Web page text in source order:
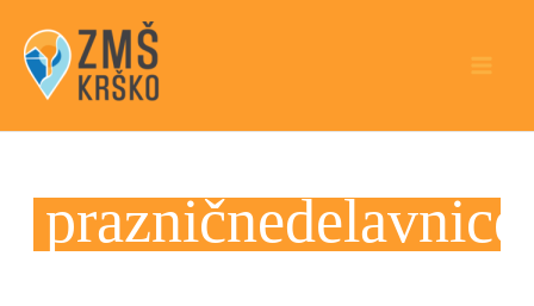
content
prazničnedelavnice